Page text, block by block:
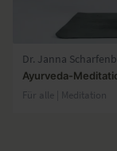
Dr. Janna
Ayurveda-
Für alle | Meditation